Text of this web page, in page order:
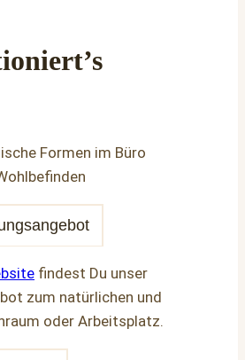
findest Du unser
zum natürlichen und
oder Arbeitsplatz.